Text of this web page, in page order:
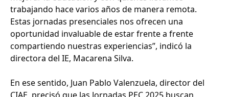
trabajando hace varios años de manera remota.
Estas jornadas presenciales nos ofrecen una
oportunidad invaluable de estar frente a frente
compartiendo nuestras experiencias”, indicó la
directora del IE, Macarena Silva.
En ese sentido, Juan Pablo Valenzuela, director del